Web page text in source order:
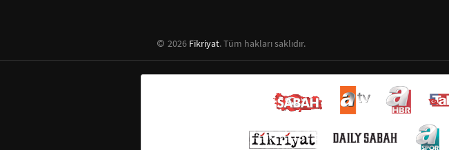
2026 Fikriyat. Tüm hakları saklıdır.